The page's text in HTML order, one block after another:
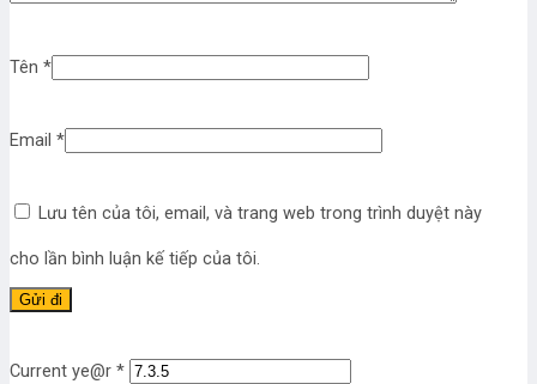
Tên *
Email *
Lưu tên của tôi, email, và trang web trong trình duyệt này
cho lần bình luận kế tiếp của tôi.
Current ye@r *